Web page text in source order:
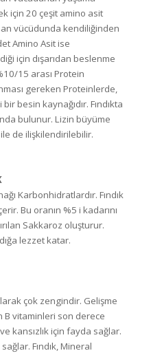
için 20 çeşit amino asit
vücüdunda kendiliğinden
Amino Asit ise
için dışarıdan beslenme
15 arası Protein
gereken Proteinlerde,
besin kaynağıdır. Fındıkta
bulunur. Lizin büyüme
ile de ilişkilendirilebilir.
Karbonhidratlardır. Fındık
Bu oranın %5 i kadarını
Sakkaroz oluşturur.
lezzet katar.
çok zengindir. Gelişme
B vitaminleri son derece
kansızlık için fayda sağlar.
Fındık, Mineral